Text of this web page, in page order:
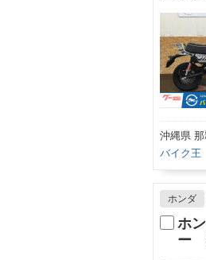
沖縄県
バイク
ホンダ
ホ
ー